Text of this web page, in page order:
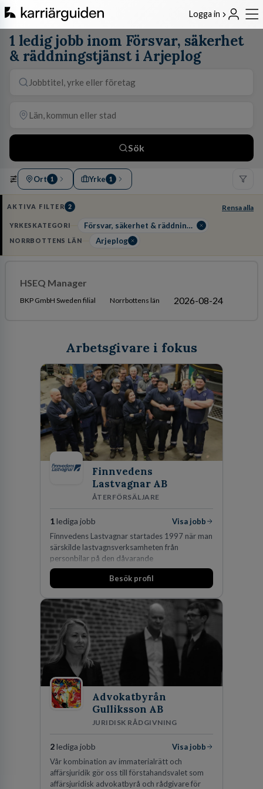
Logga in
1 ledig jobb inom Försvar, säkerhet
& räddningstjänst i Arjeplog
Sök
Ort 1 Yrke 1
AKTIVA FILTER 2 Rensa alla
YRKESKATEGORI Försvar, säkerhet & räddningstjänst
NORRBOTTENS LÄN Arjeplog
HSEQ Manager
BKP GmbH Sweden filial Norrbottens län 2026-08-24
Arbetsgivare i fokus
Finnvedens
Lastvagnar AB
ÅTERFÖRSÄLJARE
1lediga jobb
Visa jobb
Finnvedens Lastvagnar startades 1997 när man
särskilde lastvagnsverksamheten från
personbilar på den dåvarande
huvudanläggningen i Värnamo. Sedan dess har
man expanderat kraftigt genom ett antal
den största privata återförsäljaren av Volvo
Lastvagnar och finns representerade på 20
orter i södra Sverige.
Besök profil
Advokatbyrån
Gulliksson AB
JURIDISK RÅDGIVNING
2lediga jobb
Visa jobb
Vår kombination av immaterialrätt och
affärsjuridik gör oss till förstahandsvalet som
affärsjuridisk advokatbyrå och rådgivare för